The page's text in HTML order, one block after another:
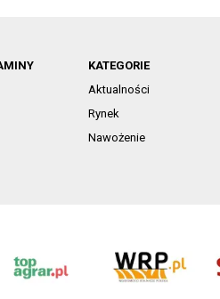
KATEGORIE
Aktualności
Rynek
Nawożenie